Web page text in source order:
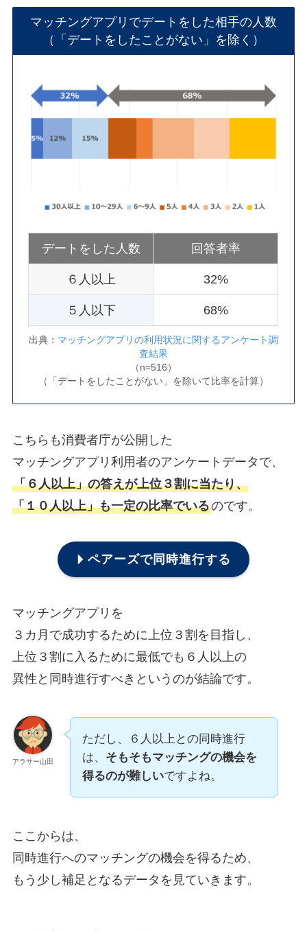
マッチングアプリでデートをした相手の人数
（「デートをしたことがない」を除く）
デートをした人数 回答者率
６人以上 32%
５人以下 68%
出典： マッチングアプリの利用状況に関するアンケート調
査結果
（n=516）
（「デートをしたことがない」を除いて比率を計算）
こちらも消費者庁が公開した
マッチングアプリ利用者のアンケートデータで、
「６人以上」の答えが上位３割に当たり、
「１０人以上」も一定の比率でいるのです。
ペアーズで同時進行する
マッチングアプリを
３カ月で成功するために上位３割を目指し、
上位３割に入るために最低でも６人以上の
異性と同時進行すべきというのが結論です。
アラサー山田
ただし、６人以上との同時進行
は、 そもそもマッチングの機会を
得るのが難しいですよね。
ここからは、
同時進行へのマッチングの機会を得るため、
もう少し補足となるデータを見ていきます。